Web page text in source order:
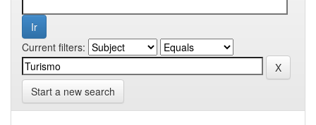
Current filters:
Start a new search